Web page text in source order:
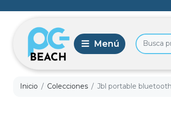
Inicio Colecciones Jbl portable